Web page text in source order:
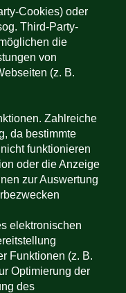
Cookies) oder
Third-Party-
die
von
(z. B.
Zahlreiche
da bestimmte
funktionieren
oder die Anzeige
zur Auswertung
elektronischen
Funktionen (z. B.
Optimierung der
des